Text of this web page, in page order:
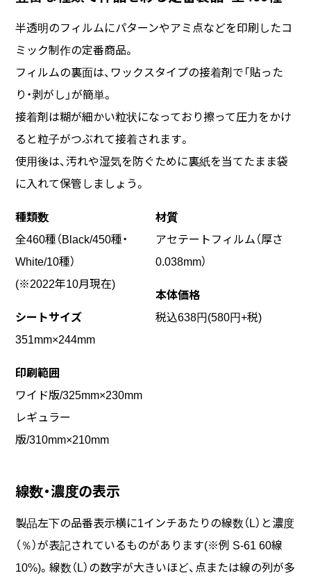
半透明のフィルムにパターンやアミ点などを印刷したコ
ミック制作の定番商品。
フィルムの裏面は、ワックスタイプの接着剤で「貼った
り・剥がし」が簡単。
接着剤は糊が細かい粒状になっており擦って圧力をかけ
ると粒子がつぶれて接着されます。
使用後は、汚れや湿気を防ぐために裏紙を当てたまま袋
に入れて保管しましょう。
種類数
全460種（Black/450種・
White/10種）
(※2022年10月現在)
シートサイズ
351mm×244mm
印刷範囲
ワイド版/325mm×230mm
レギュラー
版/310mm×210mm
材質
アセテートフィルム（厚さ
0.038mm）
本体価格
税込638円(580円+税)
線数・濃度の表示
製品左下の品番表示横に1インチあたりの線数（L）と濃度
（％）が表記されているものがあります(※例 S-61 60線
10%)。線数（L）の数字が大きいほど、点または線の列が多